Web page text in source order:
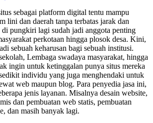
sebagai platform digital tentu mampu
lini dan daerah tanpa terbatas jarak dan
pungkiri lagi sudah jadi anggota penting
perkotaan hingga plosok desa. Kini,
sebuah keharusan bagi sebuah institusi.
Lembaga swadaya masyarakat, hingga
ingin untuk ketinggalan punya situs mereka
individu yang juga menghendaki untuk
web maupun blog. Para penyedia jasa ini,
jenis layanan. Misalnya desain website,
dan pembuatan web statis, pembuatan
dan masih banyak lagi.